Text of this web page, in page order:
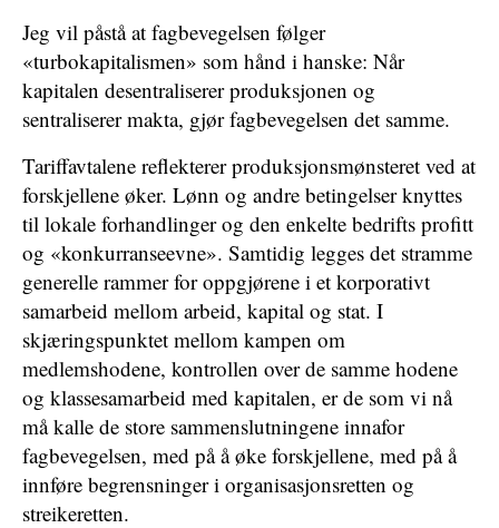
Jeg vil påstå at fagbevegelsen følger
«turbokapitalismen» som hånd i hanske: Når
kapitalen desentraliserer produksjonen og
sentraliserer makta, gjør fagbevegelsen det samme.
Tariffavtalene reflekterer produksjonsmønsteret ved at
forskjellene øker. Lønn og andre betingelser knyttes
til lokale forhandlinger og den enkelte bedrifts profitt
og «konkurranseevne». Samtidig legges det stramme
generelle rammer for oppgjørene i et korporativt
samarbeid mellom arbeid, kapital og stat. I
skjæringspunktet mellom kampen om
medlemshodene, kontrollen over de samme hodene
og klassesamarbeid med kapitalen, er de som vi nå
må kalle de store sammenslutningene innafor
fagbevegelsen, med på å øke forskjellene, med på å
innføre begrensninger i organisasjonsretten og
streikeretten.